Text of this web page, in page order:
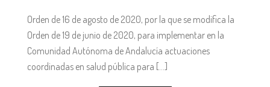
Orden de 16 de agosto de 2020, por la que se modifica la
Orden de 19 de junio de 2020, para implementar en la
Comunidad Autónoma de Andalucía actuaciones
coordinadas en salud pública para [...]